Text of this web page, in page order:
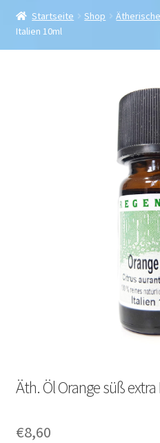
Führungen
Startseite Shop
Italien 10ml
Äth. Öl Orange süß
€8,60